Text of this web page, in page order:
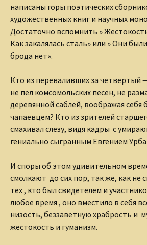
написаны горы поэтических
художественных книг и научных
Достаточно вспомнить »
Как закалялась сталь» или » Они
брода нет».
Кто из переваливших за четвертый
не пел комсомольских песен, не
деревянной саблей, воображая себя
чапаевцем? Кто из зрителей
смахивал слезу, видя кадры с
гениально сыгранным Евгением
И споры об этом удивительном
смолкают до сих пор, так же, как не
тех , кто был свидетелем и
любое время , оно вместило в себя
низость, беззаветную храбрость и
жестокость и гуманизм.